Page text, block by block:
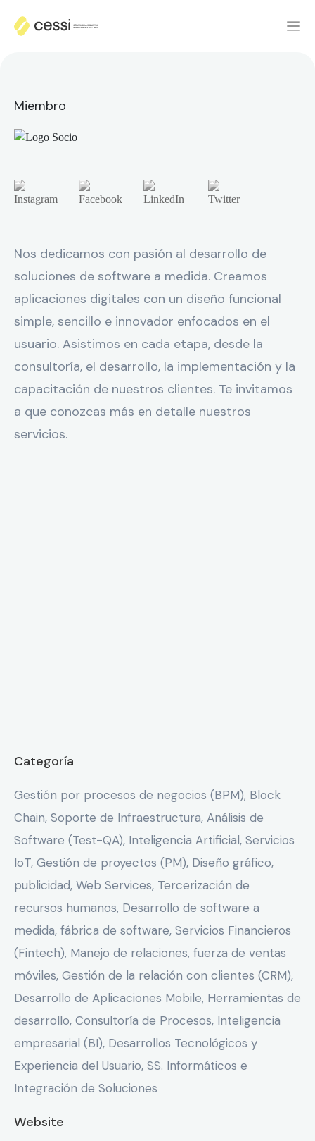
Miembro
Nos dedicamos con pasión al desarrollo de
soluciones de software a medida. Creamos
aplicaciones digitales con un diseño funcional
simple, sencillo e innovador enfocados en el
usuario. Asistimos en cada etapa, desde la
consultoría, el desarrollo, la implementación y la
capacitación de nuestros clientes. Te invitamos
a que conozcas más en detalle nuestros
servicios.
Categoría
Gestión por procesos de negocios (BPM), Block
Chain, Soporte de Infraestructura, Análisis de
Software (Test-QA), Inteligencia Artificial, Servicios
IoT, Gestión de proyectos (PM), Diseño gráfico,
publicidad, Web Services, Tercerización de
recursos humanos, Desarrollo de software a
medida, fábrica de software, Servicios Financieros
(Fintech), Manejo de relaciones, fuerza de ventas
móviles, Gestión de la relación con clientes (CRM),
Desarrollo de Aplicaciones Mobile, Herramientas de
desarrollo, Consultoría de Procesos, Inteligencia
empresarial (BI), Desarrollos Tecnológicos y
Experiencia del Usuario, SS. Informáticos e
Integración de Soluciones
Website